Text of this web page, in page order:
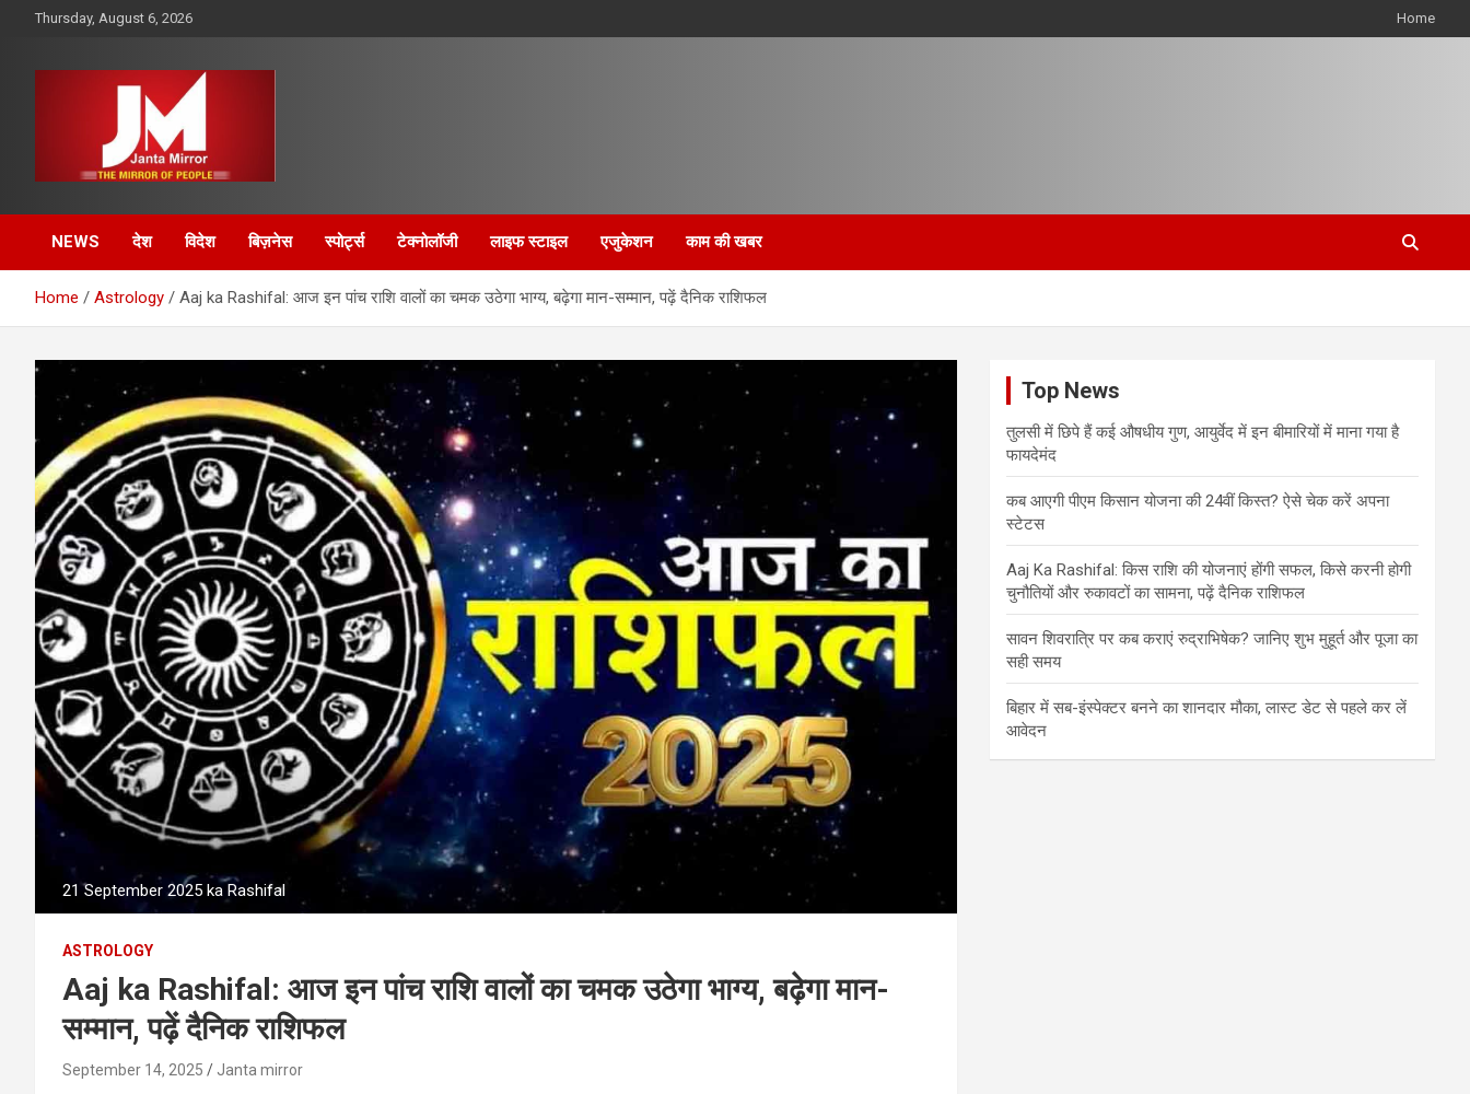
Thursday, August 6, 2026 Home
Janta Mirror
NEWS देश विदेश बिज़नेस स्पोर्ट्स टेक्नोलॉजी लाइफ स्टाइल एजुकेशन काम की खबर
Home Astrology Aaj ka Rashifal: आज इन पांच राशि वालों का चमक उठेगा भाग्य, बढ़ेगा मान-सम्मान, पढ़ें दैनिक राशिफल
21 September 2025 ka Rashifal
ASTROLOGY
Aaj ka Rashifal: आज इन पांच राशि वालों का चमक उठेगा भाग्य, बढ़ेगा मान-
सम्मान, पढ़ें दैनिक राशिफल
September 14, 2025 Janta mirror
Top News
तुलसी में छिपे हैं कई औषधीय गुण, आयुर्वेद में इन बीमारियों में माना गया है
फायदेमंद
कब आएगी पीएम किसान योजना की 24वीं किस्त? ऐसे चेक करें अपना
स्टेटस
Aaj Ka Rashifal: किस राशि की योजनाएं होंगी सफल, किसे करनी होगी
चुनौतियों और रुकावटों का सामना, पढ़ें दैनिक राशिफल
सावन शिवरात्रि पर कब कराएं रुद्राभिषेक? जानिए शुभ मुहूर्त और पूजा का
सही समय
बिहार में सब-इंस्पेक्टर बनने का शानदार मौका, लास्ट डेट से पहले कर लें
आवेदन